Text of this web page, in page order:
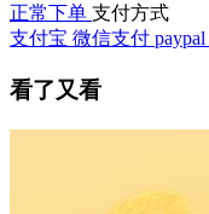
正常下单 支付方式
支付宝 微信支付 paypal
看了又看